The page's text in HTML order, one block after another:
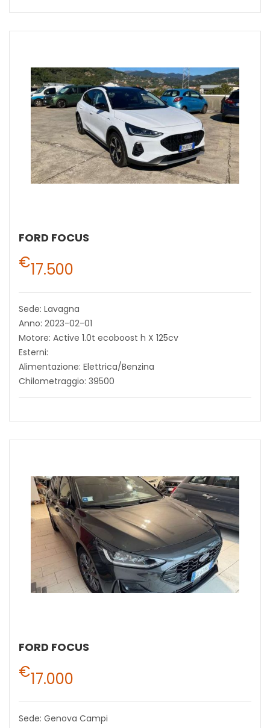
FORD FOCUS
€17.500
Sede: Lavagna
Anno: 2023-02-01
Motore: Active 1.0t ecoboost h X 125cv
Esterni:
Alimentazione: Elettrica/Benzina
Chilometraggio: 39500
FORD FOCUS
€17.000
Sede: Genova Campi